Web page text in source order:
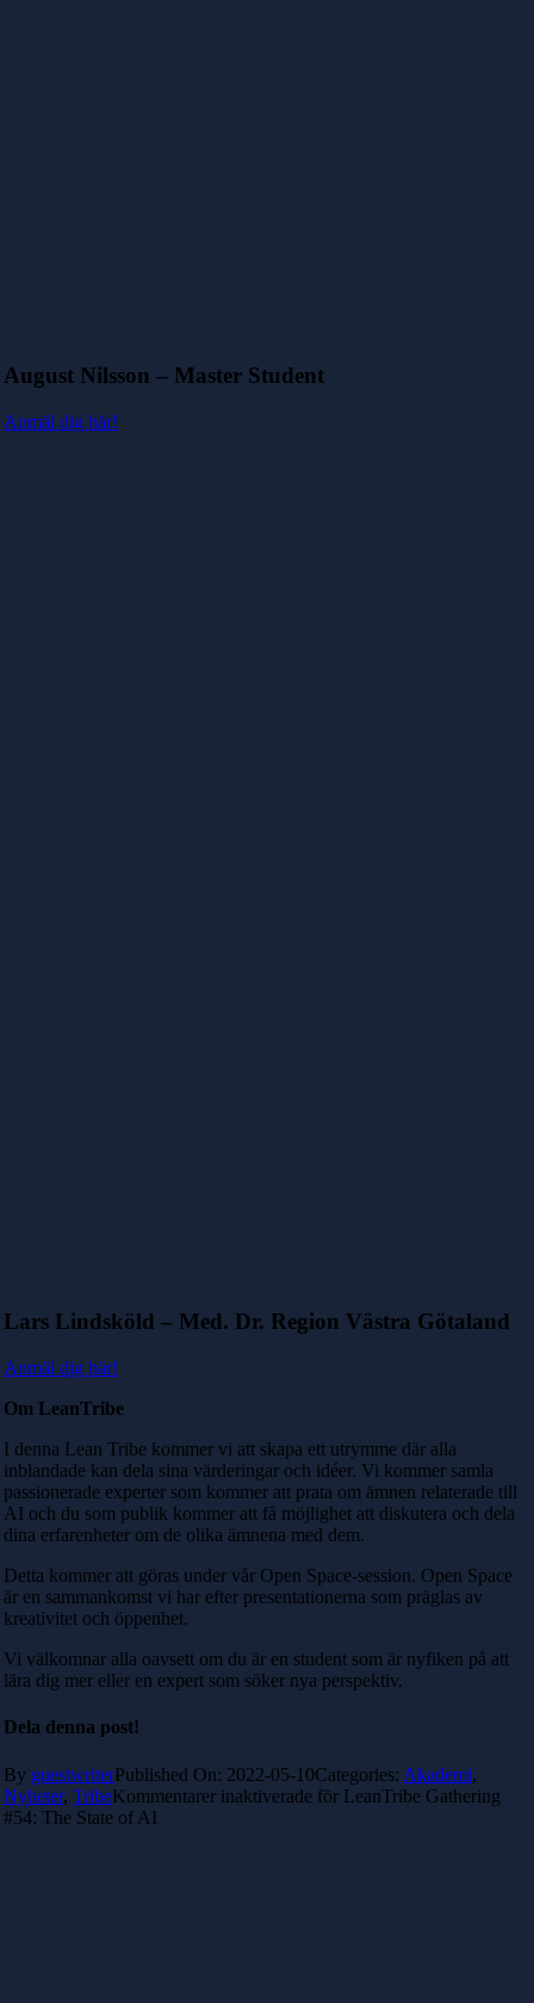
August Nilsson – Master Student
Anmäl dig här!
Lars Lindsköld – Med. Dr. Region Västra Götaland
Anmäl dig här!
Om LeanTribe
I denna Lean Tribe kommer vi att skapa ett utrymme där alla
inblandade kan dela sina värderingar och idéer. Vi kommer samla
passionerade experter som kommer att prata om ämnen relaterade till
AI och du som publik kommer att få möjlighet att diskutera och dela
dina erfarenheter om de olika ämnena med dem.
Detta kommer att göras under vår Open Space-session. Open Space
är en sammankomst vi har efter presentationerna som präglas av
kreativitet och öppenhet.
Vi välkomnar alla oavsett om du är en student som är nyfiken på att
lära dig mer eller en expert som söker nya perspektiv.
Dela denna post!
By guestwriterPublished On: 2022-05-10Categories: Akademi,
Nyheter, TribeKommentarer inaktiverade för LeanTribe Gathering
#54: The State of AI